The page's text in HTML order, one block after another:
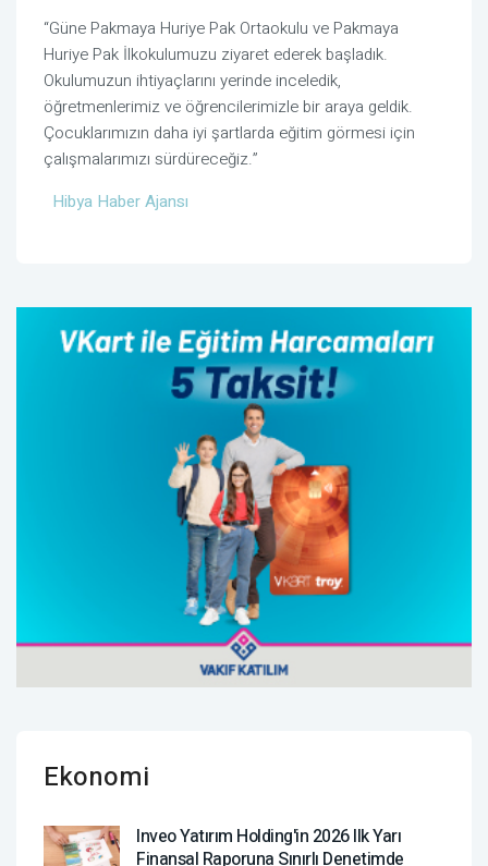
“Güne Pakmaya Huriye Pak Ortaokulu ve Pakmaya
Huriye Pak İlkokulumuzu ziyaret ederek başladık.
Okulumuzun ihtiyaçlarını yerinde inceledik,
öğretmenlerimiz ve öğrencilerimizle bir araya geldik.
Çocuklarımızın daha iyi şartlarda eğitim görmesi için
çalışmalarımızı sürdüreceğiz.”
Hibya Haber Ajansı
Ekonomi
Inveo Yatırım Holding'in 2026 Ilk Yarı
Finansal Raporuna Sınırlı Denetimde